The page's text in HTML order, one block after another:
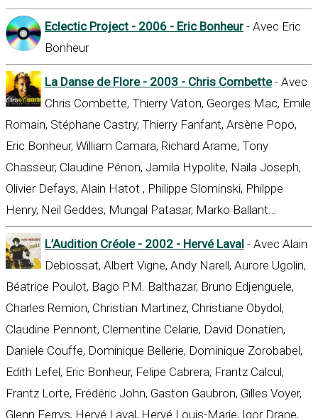
Eclectic Project - 2006 - Eric Bonheur - Avec Eric
Bonheur
La Danse de Flore - 2003 - Chris Combette- Avec
Chris Combette, Thierry Vaton, Georges Mac, Emile
Romain, Stéphane Castry, Thierry Fanfant, Arsène Popo,
Eric Bonheur, William Camara, Richard Arame, Tony
Chasseur, Claudine Pénon, Jamila Hypolite, Naila Joseph,
Olivier Defays, Alain Hatot , Philippe Slominski, Philppe
Henry, Neil Geddes, Mungal Patasar, Marko Ballant…
L’Audition Créole - 2002 - Hervé Laval - Avec Alain
Debiossat, Albert Vigne, Andy Narell, Aurore Ugolin,
Béatrice Poulot, Bago P.M. Balthazar, Bruno Edjenguele,
Charles Remion, Christian Martinez, Christiane Obydol,
Claudine Pennont, Clementine Celarie, David Donatien,
Daniele Couffe, Dominique Bellerie, Dominique Zorobabel,
Edith Lefel, Eric Bonheur, Felipe Cabrera, Frantz Calcul,
Frantz Lorte, Frédéric John, Gaston Gaubron, Gilles Voyer,
Glenn Ferrys, Hervé Laval, Hervé Louis-Marie, Igor Drane,